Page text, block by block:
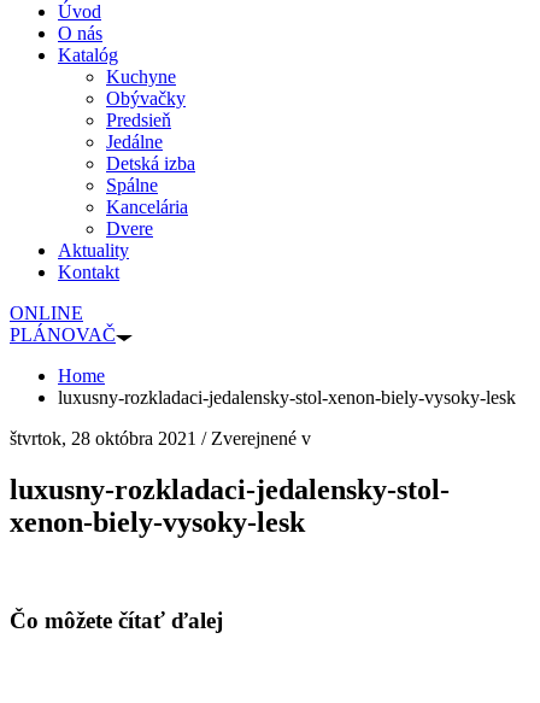
Úvod
O nás
Katalóg
Kuchyne
Obývačky
Predsieň
Jedálne
Detská izba
Spálne
Kancelária
Dvere
Aktuality
Kontakt
ONLINE
PLÁNOVAČ
Home
luxusny-rozkladaci-jedalensky-stol-xenon-biely-vysoky-lesk
štvrtok, 28 októbra 2021 /Zverejnené v
luxusny-rozkladaci-jedalensky-stol-
xenon-biely-vysoky-lesk
Čo môžete čítať ďalej